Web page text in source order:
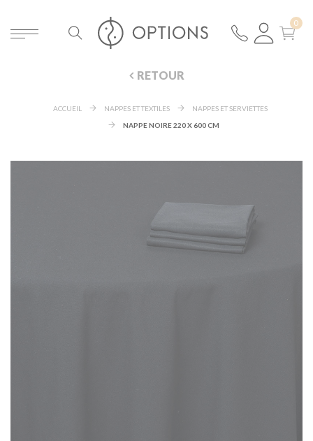
RETOUR
ACCUEIL NAPPES ET TEXTILES
NAPPES ET SERVIETTES
NAPPE NOIRE 220 X 600 CM